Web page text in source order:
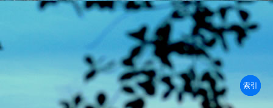
部首
笔划
拼音
潮拼